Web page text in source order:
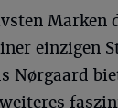
Marken
einzigen
Nørgaard